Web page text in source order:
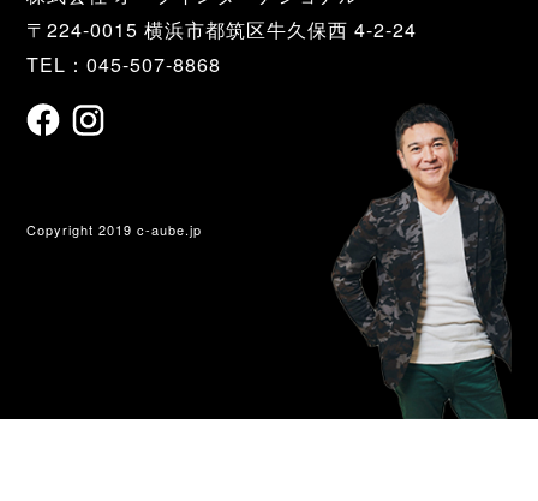
〒224-0015 横浜市都筑区牛久保西 4-2-24
TEL：045-507-8868
Copyright 2019 c-aube.jp